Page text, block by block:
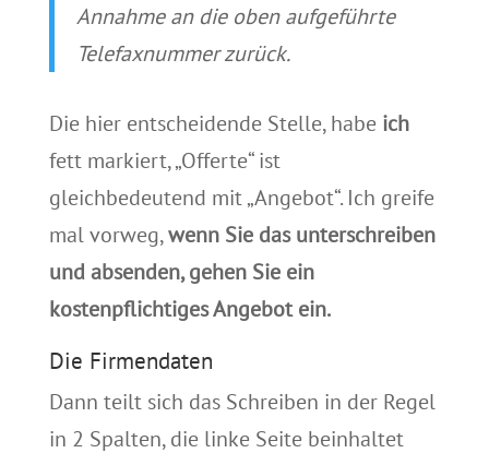
Annahme an die oben aufgeführte
Telefaxnummer zurück.
Die hier entscheidende Stelle, habe ich
fett markiert, „Offerte“ ist
gleichbedeutend mit „Angebot“. Ich greife
mal vorweg,wenn Sie das unterschreiben
und absenden, gehen Sie ein
kostenpflichtiges Angebot ein.
Die Firmendaten
Dann teilt sich das Schreiben in der Regel
in 2 Spalten, die linke Seite beinhaltet